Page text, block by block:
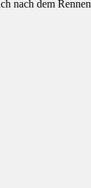
nach dem Rennen